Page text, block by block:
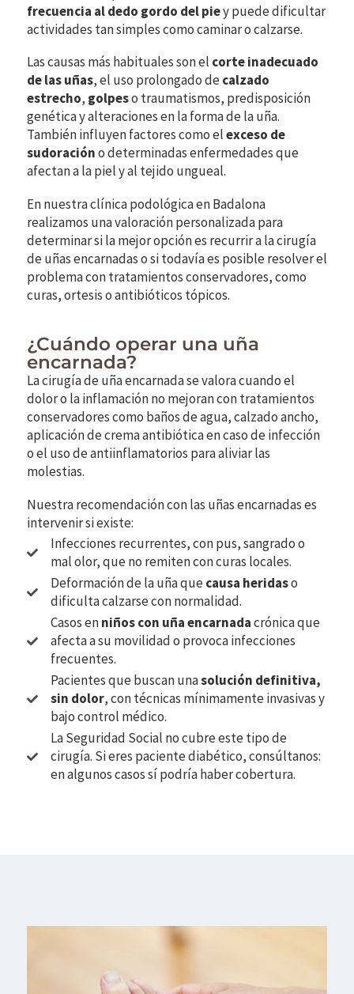
frecuencia al dedo gordo del piey puede dificultar
actividades tan simples como caminar o calzarse.
Las causas más habituales son el corte inadecuado
de las uñas, el uso prolongado decalzado
estrecho, golpeso traumatismos, predisposición
genética y alteraciones en la forma de la uña.
También influyen factores como elexceso de
sudoracióno determinadas enfermedades que
afectan a la piel y al tejido ungueal.
En nuestra clínica podológica en Badalona
realizamos una valoración personalizada para
determinar si la mejor opción es recurrir a la cirugía
de uñas encarnadas o si todavía es posible resolver el
problema con tratamientos conservadores, como
curas, ortesis o antibióticos tópicos.
¿Cuándo operar una uña
encarnada?
La cirugía de uña encarnada se valora cuando el
dolor o la inflamación no mejoran con tratamientos
conservadores como baños de agua, calzado ancho,
aplicación de crema antibiótica en caso de infección
o el uso de antiinflamatorios para aliviar las
molestias.
Nuestra recomendación con las uñas encarnadas es
intervenir si existe:
Infecciones recurrentes, con pus, sangrado o
mal olor, que no remiten con curas locales.
Deformación de la uña quecausa heridaso
dificulta calzarse con normalidad.
Casos enniños con uña encarnadacrónica que
afecta a su movilidad o provoca infecciones
frecuentes.
Pacientes que buscan unasolución definitiva,
sin dolor, con técnicas mínimamente invasivas y
bajo control médico.
La Seguridad Social no cubre este tipo de
cirugía. Si eres paciente diabético, consúltanos:
en algunos casos sí podría haber cobertura.